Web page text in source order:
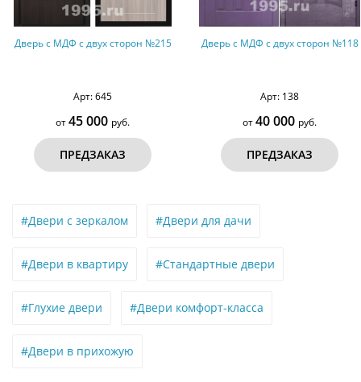
Дверь с МДФ с двух сторон №215
Арт: 645
от45 000руб.
ПРЕДЗАКАЗ
Дверь с МДФ с двух сторон №118
Арт: 138
от40 000руб.
ПРЕДЗАКАЗ
#Двери с зеркалом #Двери для дачи
#Двери в квартиру #Стандартные двери
#Глухие двери #Двери комфорт-класса
#Двери в прихожую